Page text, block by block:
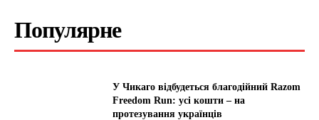
Популярне
У Чикаго відбудеться благодійний Razom
Freedom Run: усі кошти – на
протезування українців